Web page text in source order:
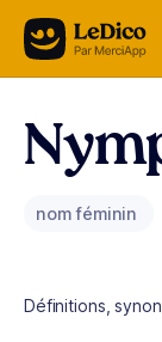
Aller au contenu
nom féminin
Définitions,